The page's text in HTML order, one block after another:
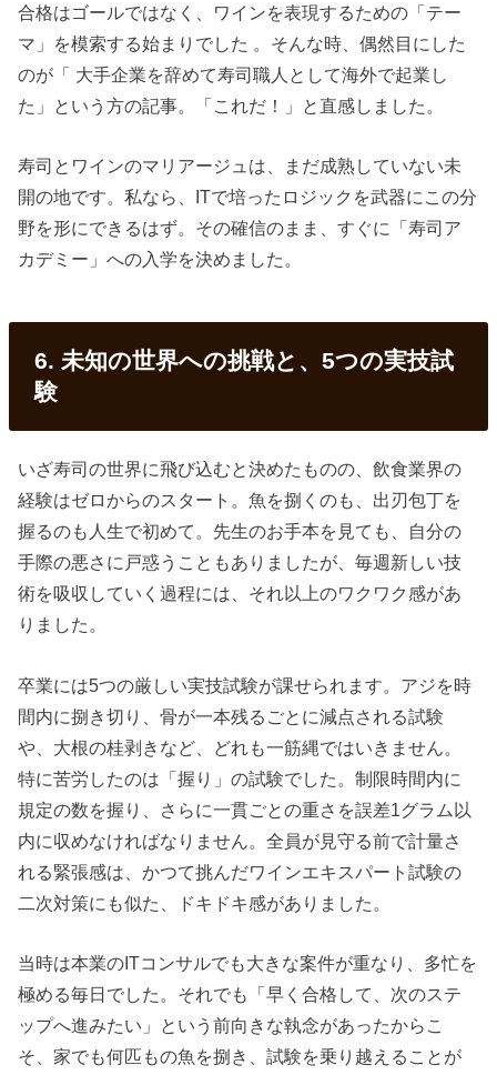
合格はゴールではなく、ワインを表現するための「テー
マ」を模索する始まりでした 。そんな時、偶然目にした
のが「 大手企業を辞めて寿司職人として海外で起業し
た」という方の記事。「これだ！」と直感しました。
寿司とワインのマリアージュは、まだ成熟していない未
開の地です。私なら、ITで培ったロジックを武器にこの分
野を形にできるはず。その確信のまま、すぐに「寿司ア
カデミー」への入学を決めました。
6. 未知の世界への挑戦と、5つの実技試
験
いざ寿司の世界に飛び込むと決めたものの、飲食業界の
経験はゼロからのスタート。魚を捌くのも、出刃包丁を
握るのも人生で初めて。先生のお手本を見ても、自分の
手際の悪さに戸惑うこともありましたが、毎週新しい技
術を吸収していく過程には、それ以上のワクワク感があ
りました。
卒業には5つの厳しい実技試験が課せられます。アジを時
間内に捌き切り、骨が一本残るごとに減点される試験
や、大根の桂剥きなど、どれも一筋縄ではいきません。
特に苦労したのは「握り」の試験でした。制限時間内に
規定の数を握り、さらに一貫ごとの重さを誤差1グラム以
内に収めなければなりません。全員が見守る前で計量さ
れる緊張感は、かつて挑んだワインエキスパート試験の
二次対策にも似た、ドキドキ感がありました。
当時は本業のITコンサルでも大きな案件が重なり、多忙を
極める毎日でした。それでも「早く合格して、次のステ
ップへ進みたい」という前向きな執念があったからこ
そ、家でも何匹もの魚を捌き、試験を乗り越えることが